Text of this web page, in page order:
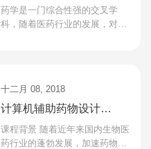
士学位）首次招生
药学是一门综合性强的交叉学
科，随着医药行业的发展，对药
十二月 08, 2018
计算机辅助药物设计
WORKSHOP(第二期)
课程背景 随着近年来国内生物医
药行业的蓬勃发展，加速药物分